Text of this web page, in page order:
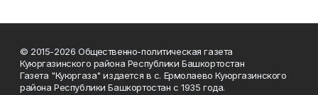
© 2015-2026 Общественно-политическая газета
Куюргазинского района Республики Башкортостан
Газета "Куюргаза" издается в с. Ермолаево Куюргазинского
района Республики Башкортостан с 1935 года.